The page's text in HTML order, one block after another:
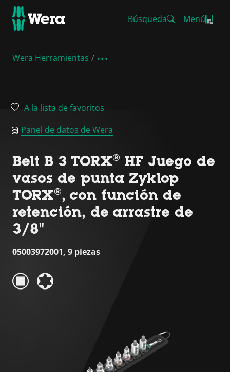
Búsqueda Menú
Wera Herramientas
A la lista de favoritos
Panel de datos de Wera
Belt B 3 TORX® HF Juego de
vasos de punta Zyklop
TORX®, con función de
retención, de arrastre de
3/8"
05003972001, 9 piezas